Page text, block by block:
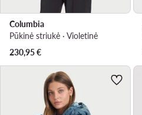
Columbia
Pūkinė striukė · Violetinė
230,95€